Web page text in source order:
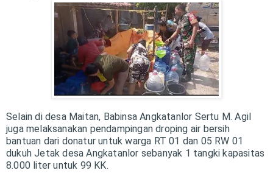
Selain di desa Maitan, Babinsa Angkatanlor Sertu M. Agil
juga melaksanakan pendampingan droping air bersih
bantuan dari donatur untuk warga RT 01 dan 05 RW 01
dukuh Jetak desa Angkatanlor sebanyak 1 tangki kapasitas
8.000 liter untuk 99 KK.